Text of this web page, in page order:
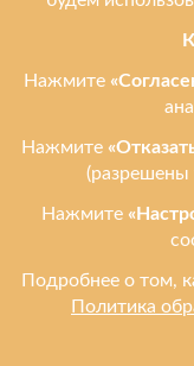
Ремонтируем
Контакты
Ульяновск, ул.
Фото входа и
Пн–Пт: